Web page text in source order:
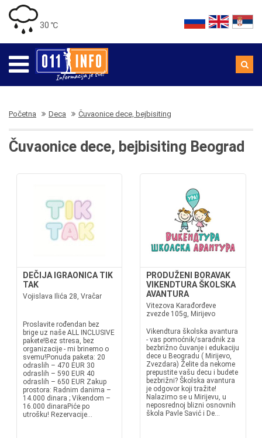
30 ℃
Početna Deca Čuvaonice dece, bejbisiting
Čuvaonice dece, bejbisiting Beograd
DEČIJA IGRAONICA TIK
TAK
Vojislava Ilića 28, Vračar
Proslavite rođendan bez
brige uz naše ALL INCLUSIVE
pakete!Bez stresa, bez
organizacije - mi brinemo o
svemu!Ponuda paketa: 20
odraslih – 470 EUR 30
odraslih – 590 EUR 40
odraslih – 650 EUR Zakup
prostora: Radnim danima –
14.000 dinara ; Vikendom –
16.000 dinaraPiće po
utrošku! Rezervacije...
PRODUŽENI BORAVAK
VIKENDTURA ŠKOLSKA
AVANTURA
Vitezova Karađorđeve
zvezde 105g, Mirijevo
Vikendtura školska avantura
- vas pomoćnik/saradnik za
bezbrižno čuvanje i edukaciju
dece u Beogradu ( Mirijevo,
Zvezdara) Želite da nekome
prepustite vašu decu i budete
bezbrižni? Školska avantura
je odgovor koji tražite!
Nalazimo se u Mirijevu, u
neposrednoj blizni osnovnih
škola Pavle Savić i De...